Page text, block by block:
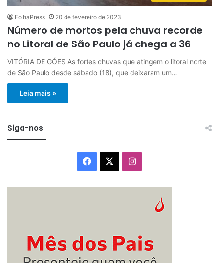
FolhaPress 20 de fevereiro de 2023
Número de mortos pela chuva recorde
no Litoral de São Paulo já chega a 36
VITÓRIA DE GÓES As fortes chuvas que atingem o litoral norte
de São Paulo desde sábado (18), que deixaram um…
Leia mais »
Siga-nos
Facebook Instagram